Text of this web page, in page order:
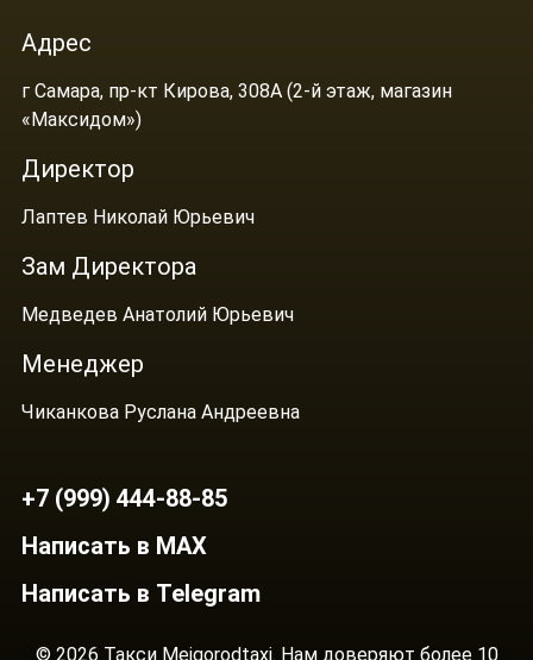
Адрес
г Самара, пр-кт Кирова, 308А (2-й этаж, магазин
«Максидом»)
Директор
Лаптев Николай Юрьевич
Зам Директора
Медведев Анатолий Юрьевич
Менеджер
Чиканкова Руслана Андреевна
+7 (999) 444-88-85
Написать в MAX
Написать в Telegram
© 2026 Такси Mejgorodtaxi. Нам доверяют более 10